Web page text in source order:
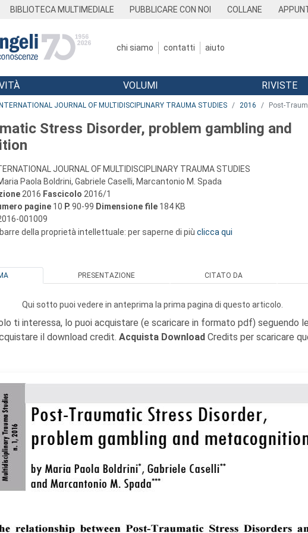
BIBLIOTECA MULTIMEDIALE PUBBLICARE CON NOI COLLANE
chi siamo contatti aiuto
VOLUMI RIVISTE
INTERNATIONAL JOURNAL OF MULTIDISCIPLINARY TRAUMA STUDIES 2016 Post-
Stress Disorder, problem gambling and
JOURNAL OF MULTIDISCIPLINARY TRAUMA STUDIES
Paola Boldrini, Gabriele Caselli, Marcantonio M. Spada
2016 Fascicolo 2016/1
pagine 10 P. 90-99 Dimensione file 184 KB
001009
barre della proprietà intellettuale: per saperne di più clicca qui
PRESENTAZIONE CITATO DA
Qui sotto puoi vedere in anteprima la prima pagina di questo articolo.
ti interessa, lo puoi acquistare (e scaricare in formato pdf) seguendo
il download credit. Acquista Download Credits per scaricare